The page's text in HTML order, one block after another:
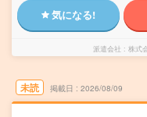
気になる!
派遣会社 株式
未読 掲載日 2026/08/09